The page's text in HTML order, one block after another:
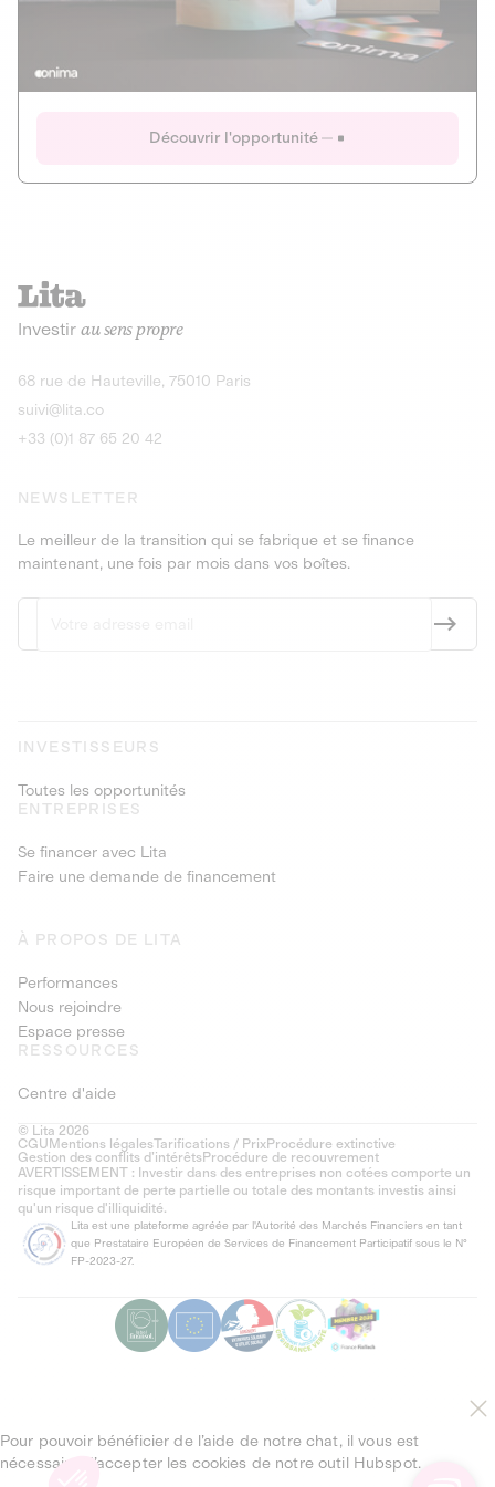
IR 50% JEIR
Découvrir l'opportunité
Ouverture imminente
Onima
CAPITAL INVESTISSEMENT MIEUX MANGER
AGRICULTURE ET ALIMENTATION
Actions
Gain potentiel
Découvrir l'opportunité
Investir au sens propre
68 rue de Hauteville, 75010 Paris
suivi@lita.co
+33 (0)1 87 65 20 42
NEWSLETTER
Le meilleur de la transition qui se fabrique et se finance
maintenant, une fois par mois dans vos boîtes.
INVESTISSEURS
Toutes les opportunités
ENTREPRISES
Se financer avec Lita
Faire une demande de financement
À PROPOS DE LITA
Performances
Nous rejoindre
Espace presse
RESSOURCES
Centre d'aide
© Lita 2026
CGU Mentions légalesTarifications / PrixProcédure extinctive
Gestion des conflits d’intérêtsProcédure de recouvrement
AVERTISSEMENT : Investir dans des entreprises non cotées comporte un
risque important de perte partielle ou totale des montants investis ainsi
qu'un risque d'illiquidité.
Lita est une plateforme agréée par l'Autorité des Marchés Financiers en tant
que Prestataire Européen de Services de Financement Participatif sous le N°
FP-2023-27.
Pour pouvoir bénéficier de l’aide de notre chat, il vous est
nécessaire d’accepter les cookies de notre outil Hubspot.